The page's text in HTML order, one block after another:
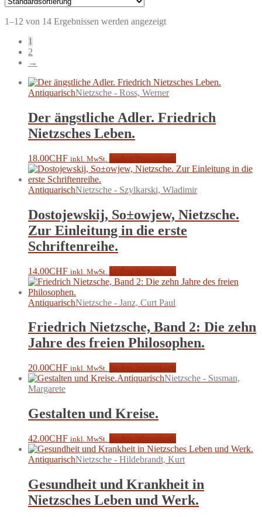
1–12 von 14 Ergebnissen werden angezeigt
1
2
→
AntiquarischNietzsche - Ross, Werner
Der ängstliche Adler. Friedrich
Nietzsches Leben.
18.00CHF inkl. MwSt.
AntiquarischNietzsche - Szylkarski, Wladimir
Dostojewskij, So±owjew, Nietzsche.
Zur Einleitung in die erste
Schriftenreihe.
14.00CHF inkl. MwSt.
AntiquarischNietzsche - Janz, Curt Paul
Friedrich Nietzsche, Band 2: Die zehn
Jahre des freien Philosophen.
20.00CHF inkl. MwSt.
AntiquarischNietzsche - Susman,
Margarete
Gestalten und Kreise.
42.00CHF inkl. MwSt.
AntiquarischNietzsche - Hildebrandt, Kurt
Gesundheit und Krankheit in
Nietzsches Leben und Werk.